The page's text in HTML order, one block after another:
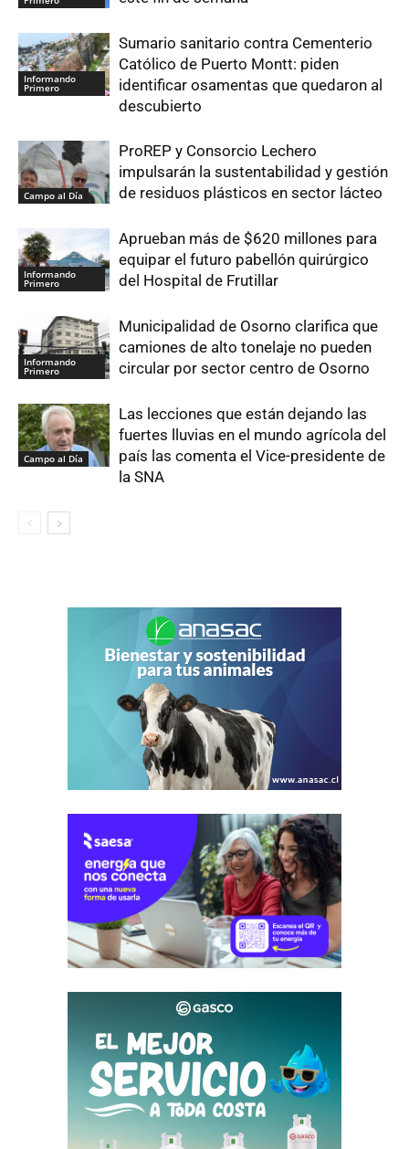
Informando
Primero
Sumario sanitario contra Cementerio
Católico de Puerto Montt: piden
identificar osamentas que quedaron al
descubierto
Campo al Día
ProREP y Consorcio Lechero
impulsarán la sustentabilidad y gestión
de residuos plásticos en sector lácteo
Informando
Primero
Aprueban más de $620 millones para
equipar el futuro pabellón quirúrgico
del Hospital de Frutillar
Informando
Primero
Municipalidad de Osorno clarifica que
camiones de alto tonelaje no pueden
circular por sector centro de Osorno
Campo al Día
Las lecciones que están dejando las
fuertes lluvias en el mundo agrícola del
país las comenta el Vice-presidente de
la SNA